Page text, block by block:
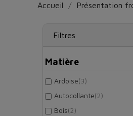
Accueil Présentation
Filtres
Matière
Ardoise(3)
Autocollante(2)
Bois(2)